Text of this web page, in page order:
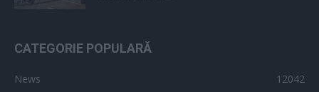
CATEGORIE POPULARĂ
News
12042